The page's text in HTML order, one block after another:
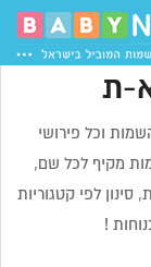
ת
וכל פירושי
מקיף לכל שם,
לפי קטגוריות
!